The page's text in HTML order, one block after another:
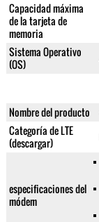
Capacidad máxima
de la tarjeta de
memoria
Sistema Operativo
(OS)
Nombre del producto
Categoría de LTE
(descargar)
especificaciones del
módem